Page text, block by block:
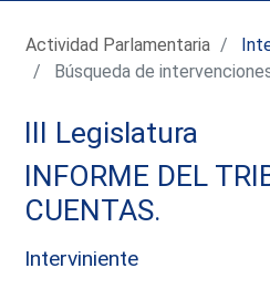
Actividad Parlamentaria
Búsqueda de
III Legislatura
INFORME DEL
CUENTAS.
Interviniente